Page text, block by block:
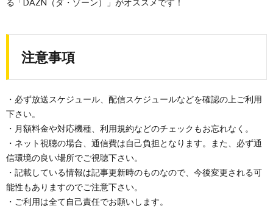
る「DAZN（ダ・ゾーン）」がオススメです！
注意事項
・必ず放送スケジュール、配信スケジュールなどを確認の上ご利用
下さい。
・月額料金や対応機種、利用規約などのチェックもお忘れなく。
・ネット視聴の場合、通信費は自己負担となります。また、必ず通
信環境の良い場所でご視聴下さい。
・記載している情報は記事更新時のものなので、今後変更される可
能性もありますのでご注意下さい。
・ご利用は全て自己責任でお願いします。